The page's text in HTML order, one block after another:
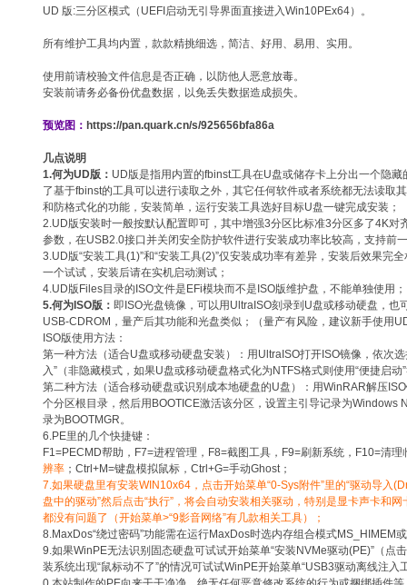
UD 版:三分区模式（UEFI启动无引导界面直接进入Win10PEx64）。
所有维护工具均内置，款款精挑细选，简洁、好用、易用、实用。
使用前请校验文件信息是否正确，以防他人恶意放毒。
安装前请务必备份优盘数据，以免丢失数据造成损失。
预览图： https://pan.quark.cn/s/925656bfa86a
几点说明
1.何为UD版： UD版是指用内置的fbinst工具在U盘或储存卡上分出一个隐
了基于fbinst的工具可以进行读取之外，其它任何软件或者系统都无法读取
和防格式化的功能，安装简单，运行安装工具选好目标U盘一键完成安装；
2.UD版安装时一般按默认配置即可，其中增强3分区比标准3分区多了4K对
参数，在USB2.0接口并关闭安全防护软件进行安装成功率比较高，支持前
3.UD版“安装工具(1)”和“安装工具(2)”仅安装成功率有差异，安装后效果完
一个试试，安装后请在实机启动测试；
4.UD版Files目录的ISO文件是EFi模块而不是ISO版维护盘，不能单独使用；
5.何为ISO版： 即ISO光盘镜像，可以用UltraISO刻录到U盘或移动硬盘，也
USB-CDROM，量产后其功能和光盘类似；（量产有风险，建议新手使用
ISO版使用方法：
第一种方法（适合U盘或移动硬盘安装）：用UltraISO打开ISO镜像，依次选
入”（非隐藏模式，如果U盘或移动硬盘格式化为NTFS格式则使用“便捷启动
第二种方法（适合移动硬盘或识别成本地硬盘的U盘）：用WinRAR解压
个分区根目录，然后用BOOTICE激活该分区，设置主引导记录为Windows
录为BOOTMGR。
6.PE里的几个快捷键：
F1=PECMD帮助，F7=进程管理，F8=截图工具，F9=刷新系统，F10=清理
辨率 ；Ctrl+M=键盘模拟鼠标，Ctrl+G=手动Ghost；
7.如果硬盘里有安装WIN10x64，点击开始菜单“0-Sys附件”里的“驱动导入
盘中的驱动”然后点击“执行”，将会自动安装相关驱动，特别是显卡声卡和
都没有问题了（开始菜单>“9影音网络”有几款相关工具）；
8.MaxDos“绕过密码”功能需在运行MaxDos时选内存组合模式MS_HIMEM
9.如果WinPE无法识别固态硬盘可试试开始菜单“安装NVMe驱动(PE)”（点
装系统出现“鼠标动不了”的情况可试试WinPE开始菜单“USB3驱动离线注入